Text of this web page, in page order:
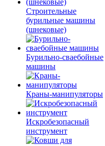
Строительные
бурильные машины
(шнековые)
Бурильно-сваебойные
машины
Краны-манипуляторы
Искробезопасный
инструмент